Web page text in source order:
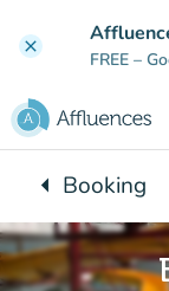
clear
FREE –
arrow_leftBack to:
Booking